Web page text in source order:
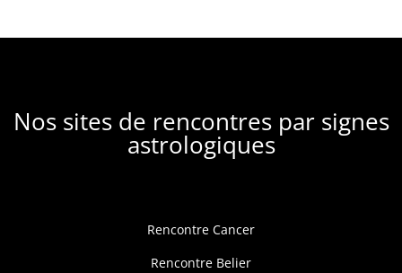
Nos sites de rencontres par signes
astrologiques
Rencontre Cancer
Rencontre Belier